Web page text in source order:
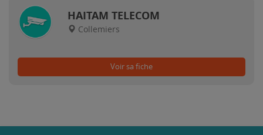
HAITAM TELECOM
Collemiers
Voir sa fiche